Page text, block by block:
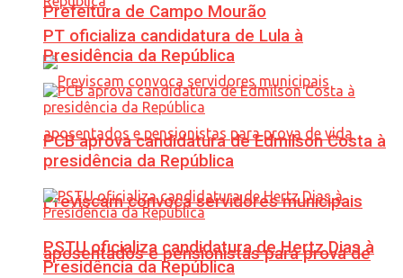
Prefeitura de Campo Mourão
Previscam convoca servidores municipais
aposentados e pensionistas para prova de
PT oficializa candidatura de Lula à
Presidência da República
PCB aprova candidatura de Edmilson Costa à
presidência da República
PSTU oficializa candidatura de Hertz Dias à
Presidência da República